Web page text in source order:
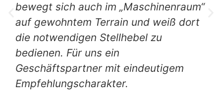
bewegt sich auch im „Maschinenraum“
auf gewohntem Terrain und weiß dort
die notwendigen Stellhebel zu
bedienen. Für uns ein
Geschäftspartner mit eindeutigem
Empfehlungscharakter.